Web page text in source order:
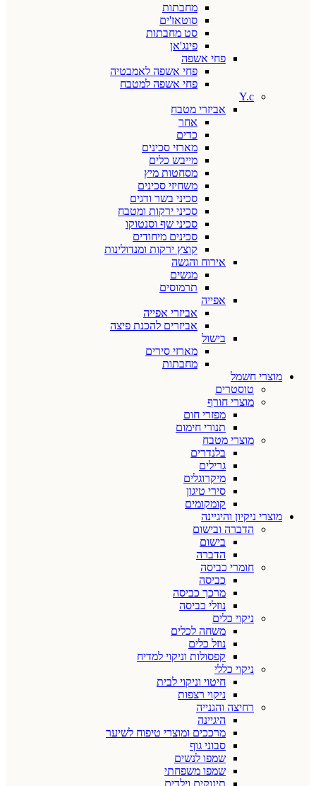
מחבתות
סוטאז'ים
סט מחבתות
פינג'אן
פחי אשפה
פחי אשפה לאמבטיה
פחי אשפה למטבח
Y.c
אביזרי מטבח
אחר
כדים
מארזי סכינים
מייבש כלים
מסחטות מיץ
משחיזי סכינים
סכיני בשר ודגים
סכיני ירקות ומטבח
סכיני שף וסנטוקו
סכינים מיחודים
קוצץ ירקות ומנדולינות
אירוח והגשה
מגשים
תרמוסים
אפייה
אביזרי אפייה
אביזרים להכנת פיצה
בישול
מארזי סירים
מחבתות
מוצרי חשמל
טוסטרים
מוצרי חורף
מפזרי חום
תנורי חימום
מוצרי מטבח
בלנדרים
גרילים
מיקרוגלים
סירי טיגון
קומקומים
מוצרי ניקיון והיגיינה
הדברה ובישום
בישום
הדברה
חומרי כביסה
כביסה
מרכך כביסה
נוזלי כביסה
ניקוי כלים
משחה לכלים
נוזל כלים
קפסולות וניקוי למדיח
ניקוי כללי
חיטוי וניקוי לבית
ניקוי רצפות
רחיצה והגנייה
היגיינה
מרככים ומוצרי טיפוח לשיער
סבוני גוף
שמפו לנשים
שמפו משפחתי
תינוקים וילדים